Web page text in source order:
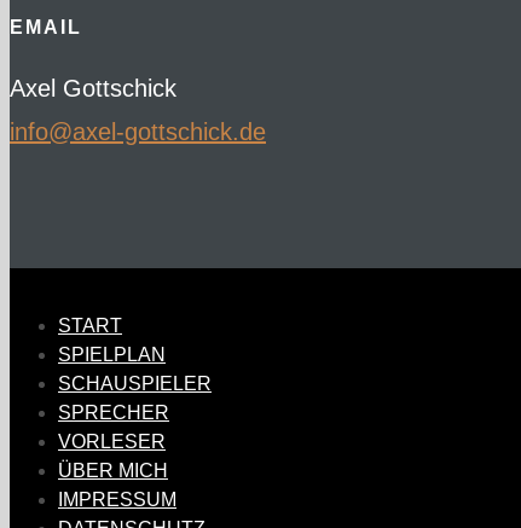
EMAIL
Axel Gottschick
ed.kcihcsttog-lexa@ofni
START
SPIELPLAN
SCHAUSPIELER
SPRECHER
VORLESER
ÜBER MICH
IMPRESSUM